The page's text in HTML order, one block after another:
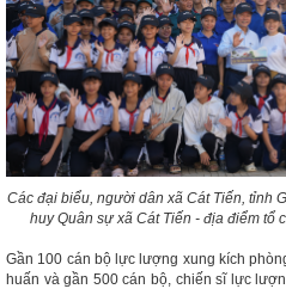
Các đại biểu, người dân xã Cát Tiến, tỉnh
huy Quân sự xã Cát Tiến - địa điểm tổ
Gần 100 cán bộ lực lượng xung kích
huấn và gần 500 cán bộ, chiến sĩ lực